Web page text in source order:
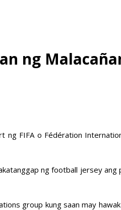
ng
FIFA o Fédération
ng football jersey
group kung saan may